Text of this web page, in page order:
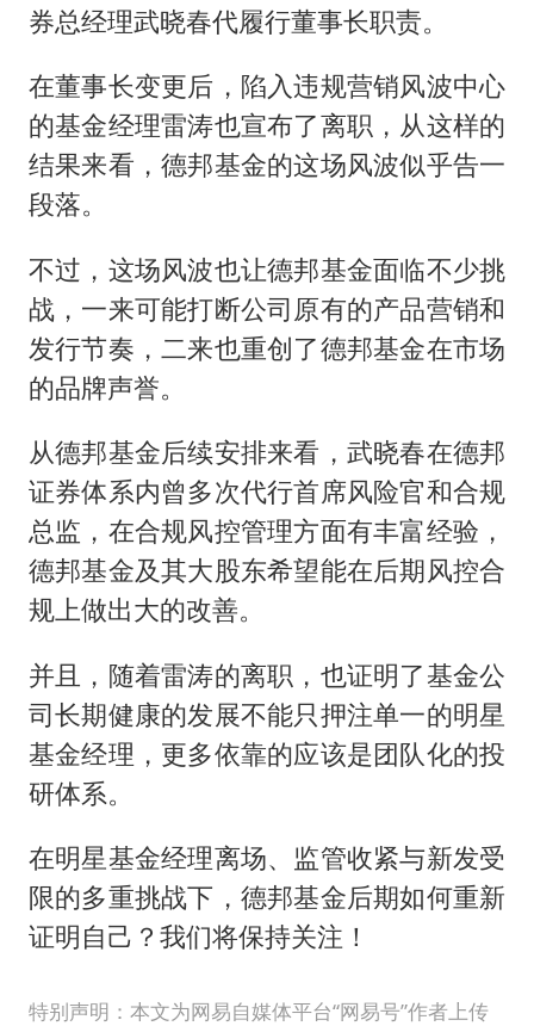
券总经理武晓春代履行董事长职责。
在董事长变更后，陷入违规营销风波中心
的基金经理雷涛也宣布了离职，从这样的
结果来看，德邦基金的这场风波似乎告一
段落。
不过，这场风波也让德邦基金面临不少挑
战，一来可能打断公司原有的产品营销和
发行节奏，二来也重创了德邦基金在市场
的品牌声誉。
从德邦基金后续安排来看，武晓春在德邦
证券体系内曾多次代行首席风险官和合规
总监，在合规风控管理方面有丰富经验，
德邦基金及其大股东希望能在后期风控合
规上做出大的改善。
并且，随着雷涛的离职，也证明了基金公
司长期健康的发展不能只押注单一的明星
基金经理，更多依靠的应该是团队化的投
研体系。
在明星基金经理离场、监管收紧与新发受
限的多重挑战下，德邦基金后期如何重新
证明自己？我们将保持关注！
特别声明：本文为网易自媒体平台“网易号”作者上传